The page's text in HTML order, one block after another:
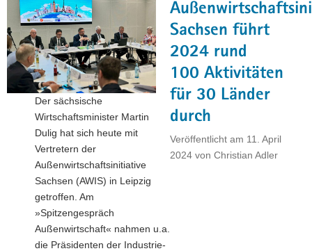
Sachsen führt
2024 rund
100 Aktivitäten
für 30 Länder
durch
Veröffentlicht am 11. April
2024 von Christian Adler
Der sächsische
Wirtschaftsminister Martin
Dulig hat sich heute mit
Vertretern der
Außenwirtschaftsinitiative
Sachsen (AWIS) in Leipzig
getroffen. Am
»Spitzengespräch
Außenwirtschaft« nahmen u.a.
die Präsidenten der Industrie-